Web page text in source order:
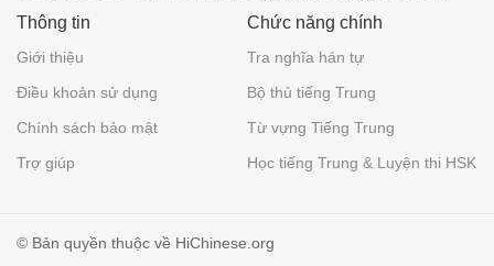
Thông tin
Giới thiệu
Điều khoản sử dụng
Chính sách bảo mật
Trợ giúp
Chức năng chính
Tra nghĩa hán tự
Bộ thủ tiếng Trung
Từ vựng Tiếng Trung
Học tiếng Trung & Luyện thi HSK
© Bản quyền thuộc về HiChinese.org